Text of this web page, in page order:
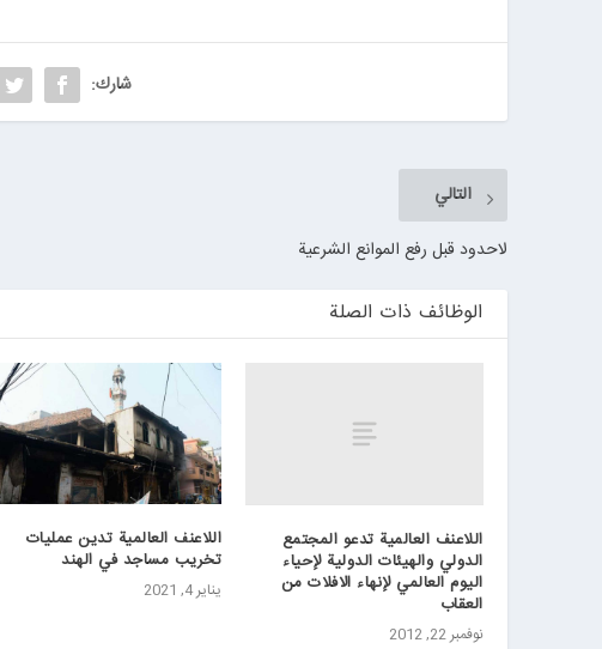
شارك:
التالي
لاحدود قبل رفع الموانع الشرعية
الوظائف ذات الصلة
اللاعنف العالمية تدعو المجتمع
الدولي والهيئات الدولية لإحياء
اليوم العالمي لإنهاء الافلات من
العقاب
نوفمبر 22, 2012
اللاعنف العالمية تدين عمليات
تخريب مساجد في الهند
يناير 4, 2021